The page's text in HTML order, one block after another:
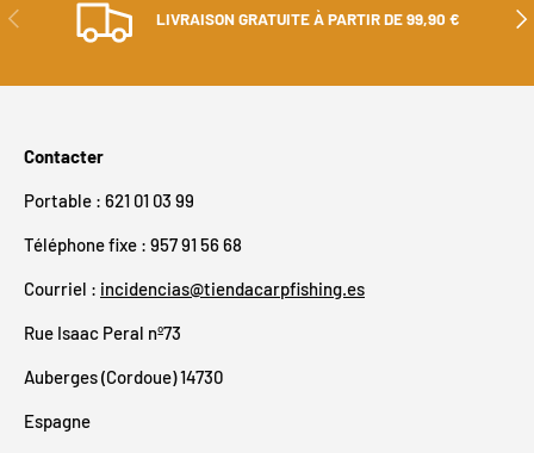
PRÉCÉDENT LIVRAISON GRATUITE À PARTIR DE 99,90 €
Contacter
Portable : 621 01 03 99
Téléphone fixe : 957 91 56 68
Courriel : incidencias@tiendacarpfishing.es
Rue Isaac Peral nº73
Auberges (Cordoue) 14730
Espagne